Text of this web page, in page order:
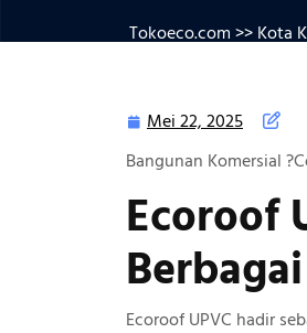
Tokoeco.com >> Kota
Mei 22, 2025 Mei
22,
Bangunan Komersial
Ecoroof
Ecoroof UPVC hadir